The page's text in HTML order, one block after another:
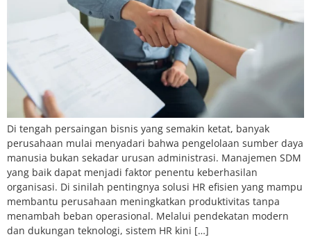
Di tengah persaingan bisnis yang semakin ketat, banyak
perusahaan mulai menyadari bahwa pengelolaan sumber daya
manusia bukan sekadar urusan administrasi. Manajemen SDM
yang baik dapat menjadi faktor penentu keberhasilan
organisasi. Di sinilah pentingnya solusi HR efisien yang mampu
membantu perusahaan meningkatkan produktivitas tanpa
menambah beban operasional. Melalui pendekatan modern
dan dukungan teknologi, sistem HR kini […]